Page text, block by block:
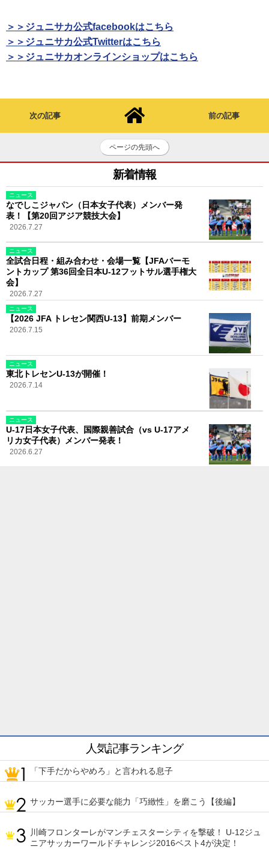
＞＞ジュニサカ公式facebookはこちら
＞＞ジュニサカ公式Twitterはこちら
＞＞ジュニサカオンラインショップはこちら
次の記事 前の記事
ページの先頭へ
新着情報
ニュース
なでしこジャパン（日本女子代表）メンバー発
表！【第20回アジア競技大会】
2026.7.27
ニュース
全試合日程・組み合わせ・会場一覧【JFAバーモ
ントカップ 第36回全日本U-12フットサル選手権大
会】
2026.7.27
ニュース
【2026 JFA トレセン関西U-13】前期メンバー
2026.7.15
ニュース
東北トレセンU-13が開催！
2026.7.14
ニュース
U-17日本女子代表、国際親善試合（vs U-17アメ
リカ女子代表）メンバー発表！
2026.6.27
人気記事ランキング
「下手だからやめろ」と言われる息子
サッカー選手に必要な能力「巧緻性」を磨こう【後編】
川崎フロンターレがマンチェスターシティを撃破！ U-12ジュ
ニアサッカーワールドチャレンジ2016ベスト4が決定！